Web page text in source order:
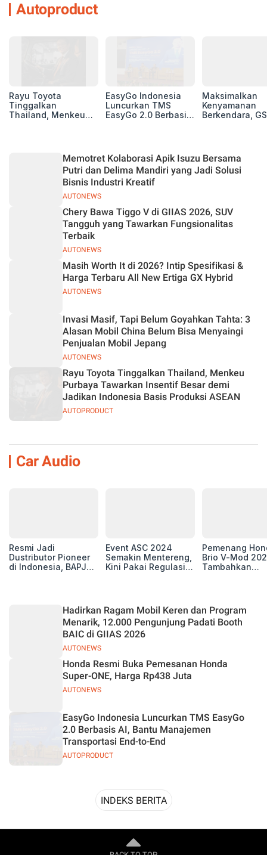
Autoproduct
Rayu Toyota
Tinggalkan
Thailand, Menkeu
Basis Produksi
EasyGo Indonesia
Luncurkan TMS
EasyGo 2.0 Berbasis
Maksimalkan
Kenyamanan
Berkendara,
2026
AUTONEWS
Memotret Kolaborasi Apik Isuzu Bersama
Putri dan Delima Mandiri yang Jadi Solusi
Bisnis Industri Kreatif
AUTONEWS
Chery Bawa Tiggo V di GIIAS 2026, SUV
Tangguh yang Tawarkan Fungsionalitas
Terbaik
AUTONEWS
Masih Worth It di 2026? Intip Spesifikasi &
Harga Terbaru All New Ertiga GX Hybrid
AUTONEWS
Invasi Masif, Tapi Belum Goyahkan Tahta: 3
Alasan Mobil China Belum Bisa Menyaingi
Penjualan Mobil Jepang
AUTOPRODUCT
Rayu Toyota Tinggalkan Thailand, Menkeu
Purbaya Tawarkan Insentif Besar demi
Jadikan Indonesia Basis Produksi ASEAN
Car Audio
Resmi Jadi
Dustributor Pioneer
di Indonesia, BAPJ
Event ASC 2024
Semakin Mentereng,
Kini Pakai Regulasi
Pemenang
Brio V-Mod
Tambahkan
AUTONEWS
Hadirkan Ragam Mobil Keren dan Program
Menarik, 12.000 Pengunjung Padati Booth
BAIC di GIIAS 2026
AUTONEWS
Honda Resmi Buka Pemesanan Honda
Super-ONE, Harga Rp438 Juta
AUTOPRODUCT
EasyGo Indonesia Luncurkan TMS EasyGo
2.0 Berbasis AI, Bantu Manajemen
Transportasi End-to-End
INDEKS BERITA